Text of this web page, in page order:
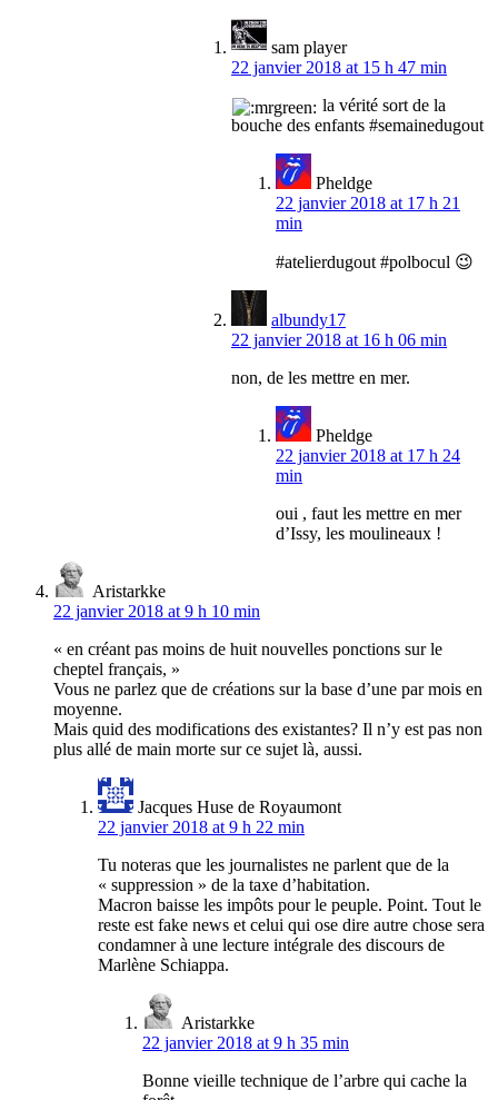
sam player
22 janvier 2018 at 15 h 47 min
la vérité sort de la
bouche des enfants #semainedugout
Pheldge
22 janvier 2018 at 17 h 21
min
#atelierdugout #polbocul 😉
albundy17
22 janvier 2018 at 16 h 06 min
non, de les mettre en mer.
Pheldge
22 janvier 2018 at 17 h 24
min
oui , faut les mettre en mer
d’Issy, les moulineaux !
Aristarkke
22 janvier 2018 at 9 h 10 min
« en créant pas moins de huit nouvelles ponctions sur le
cheptel français, »
Vous ne parlez que de créations sur la base d’une par mois en
moyenne.
Mais quid des modifications des existantes? Il n’y est pas non
plus allé de main morte sur ce sujet là, aussi.
Jacques Huse de Royaumont
22 janvier 2018 at 9 h 22 min
Tu noteras que les journalistes ne parlent que de la
« suppression » de la taxe d’habitation.
Macron baisse les impôts pour le peuple. Point. Tout le
reste est fake news et celui qui ose dire autre chose sera
condamner à une lecture intégrale des discours de
Marlène Schiappa.
Aristarkke
22 janvier 2018 at 9 h 35 min
Bonne vieille technique de l’arbre qui cache la